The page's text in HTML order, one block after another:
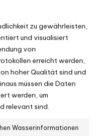
zu gewährleisten,
und visualisiert
von
erreicht werden,
hoher Qualität sind und
müssen die Daten
werden, um
relevant sind.
Wasserinformationen